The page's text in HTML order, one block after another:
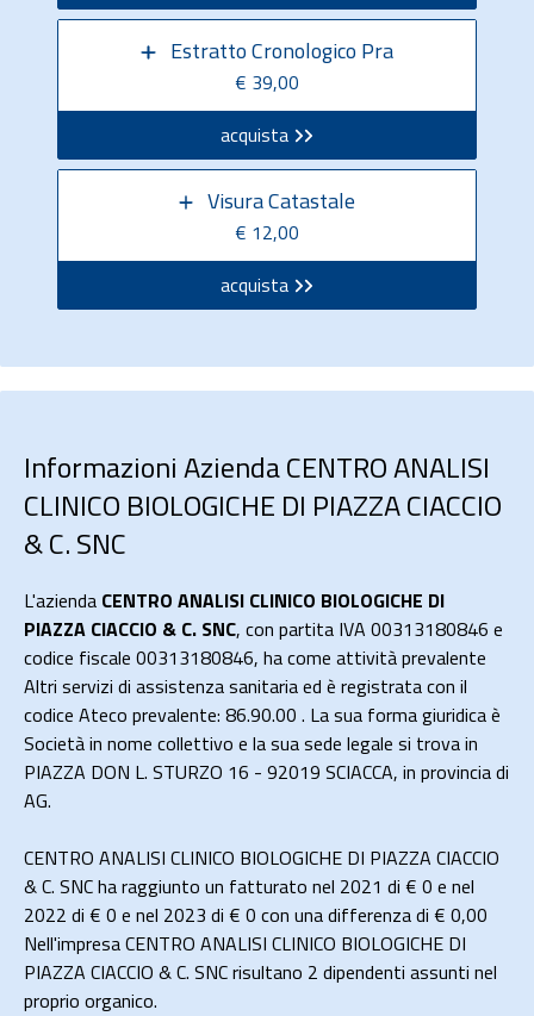
Estratto Cronologico Pra
€ 39,00
acquista
Visura Catastale
€ 12,00
acquista
Informazioni Azienda CENTRO ANALISI
CLINICO BIOLOGICHE DI PIAZZA CIACCIO
& C. SNC
L'azienda CENTRO ANALISI CLINICO BIOLOGICHE DI
PIAZZA CIACCIO & C. SNC, con partita IVA 00313180846 e
codice fiscale 00313180846, ha come attività prevalente
Altri servizi di assistenza sanitaria ed è registrata con il
codice Ateco prevalente: 86.90.00 . La sua forma giuridica è
Società in nome collettivo e la sua sede legale si trova in
PIAZZA DON L. STURZO 16 - 92019 SCIACCA, in provincia di
AG.
CENTRO ANALISI CLINICO BIOLOGICHE DI PIAZZA CIACCIO
& C. SNC ha raggiunto un fatturato nel 2021 di € 0 e nel
2022 di € 0 e nel 2023 di € 0 con una differenza di € 0,00
Nell'impresa CENTRO ANALISI CLINICO BIOLOGICHE DI
PIAZZA CIACCIO & C. SNC risultano 2 dipendenti assunti nel
proprio organico.